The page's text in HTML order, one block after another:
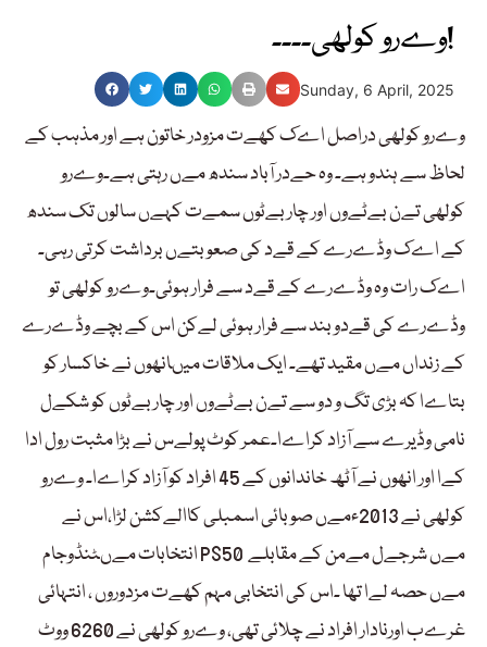
وےرو کولھی۔۔۔۔!
Sunday, 6 April, 2025
وےرو کولھی دراصل اےک کھےت مزودر خاتون ہے اور مذہب کے
لحاظ سے ہندو ہے۔ وہ حےدر آباد سندھ مےں رہتی ہے۔وےرو
کولھی تےن بےٹےوں اور چار بےٹوں سمےت کہےں سالوں تک سندھ
کے اےک وڈےرے کے قےد کی صعوبتےں برداشت کرتی رہی۔
اےک رات وہ وڈےرے کے قےد سے فرار ہوئی۔وےرو کولھی تو
وڈےرے کی قےدو بند سے فرار ہوئی لےکن اس کے بچے وڈےرے
کے زنداں مےں مقید تھے۔ ایک ملاقات میںانھوں نے خاکسار کو
بتاےا کہ بڑی تگ و دو سے تےن بےٹےوں اور چار بےٹوں کو شکےل
نامی وڈیرے سے آزاد کراےا۔عمر کوٹ پولےس نے بڑا مثبت رول ادا
کےا اور انھوں نے آٹھ خاندانوں کے 45 افراد کو آزاد کراےا۔ وےرو
کولھی نے 2013ءمےں صوبائی اسمبلی کاالےکشن لڑا،اس نے
انتخابات مےںٹنڈوجام PS50 مےں شرجےل مےمن کے مقابلے
مےں حصہ لےا تھا ۔اس کی انتخابی مہم کھےت مزدوروں ، انتہائی
غرےب اورنادار افراد نے چلائی تھی، وےرو کولھی نے 6260 ووٹ